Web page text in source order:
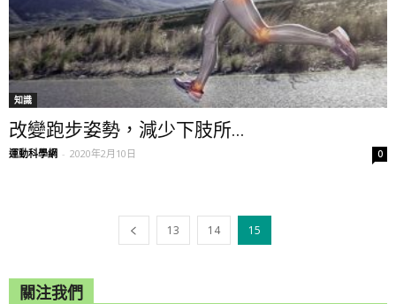
知識
改變跑步姿勢，減少下肢所...
運動科學網 - 2020年2月10日 0
13 14 15
關注我們